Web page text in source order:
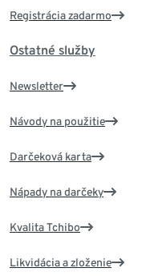
Registrácia zadarmo
Ostatné služby
Newsletter
Návody na použitie
Darčeková karta
Nápady na darčeky
Kvalita Tchibo
Likvidácia a zloženie